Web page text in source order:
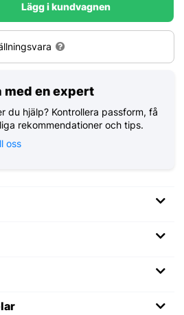
Lägg i kundvagnen
med en expert
du hjälp? Kontrollera passform, få
rekommendationer och tips.
oss